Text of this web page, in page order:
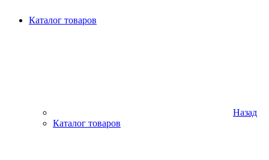
Каталог товаров
Назад
Каталог товаров